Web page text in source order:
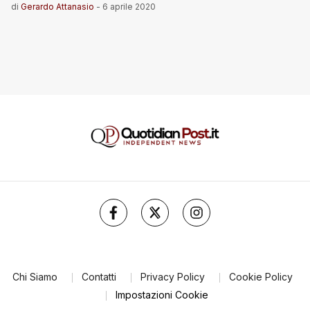
di Gerardo Attanasio - 6 aprile 2020
Chi Siamo Contatti Privacy Policy
Cookie Policy
Impostazioni Cookie